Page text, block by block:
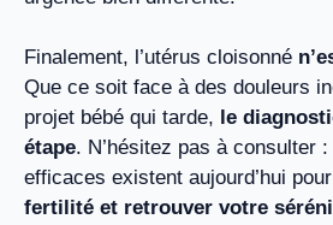
Finalement, l’utérus cloisonné
Que ce soit face à des douleurs
projet bébé qui tarde, le
étape. N’hésitez pas à consulter
efficaces existent aujourd’hui pour
fertilité et retrouver votre